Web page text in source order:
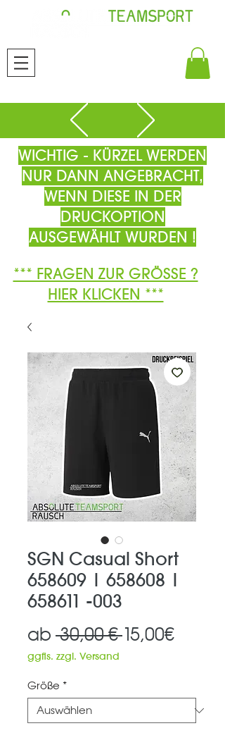
WICHTIG - KÜRZEL WERDEN
NUR DANN ANGEBRACHT,
WENN DIESE IN DER
DRUCKOPTION
AUSGEWÄHLT WURDEN !
*** FRAGEN ZUR GRÖSSE ?
HIER KLICKEN ***
SGN Casual Short
658609 | 658608 |
658611 -003
ab 30,00 € 15,00€Sale-
ggfls. zzgl. Versand
Größe *